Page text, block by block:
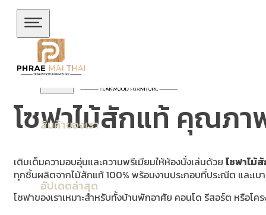
ข้ามไปยังเนื้อหาหลัก
สินค้าของเรา
อัปเดตล่าสุด
โซฟาไม้สักแท้ คุณภา
เติมเต็มความอบอุ่นและความพรีเมียมให้ห้องนั่งเล่นด้วย โซฟาไม้
ทุกชิ้นผลิตจากไม้สักแท้ 100% พร้อมงานประกอบที่ประณีต และเบ
โซฟาของเราเหมาะสำหรับทั้งบ้านพักอาศัย คอนโด รีสอร์ต หรือโ